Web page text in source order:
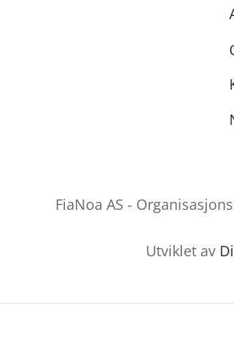
FiaNoa AS -
Utviklet av